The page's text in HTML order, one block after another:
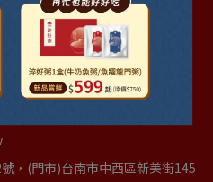
編37616464
外)08:00am~12:00am｜
，(門市)台南市中西區新美街145